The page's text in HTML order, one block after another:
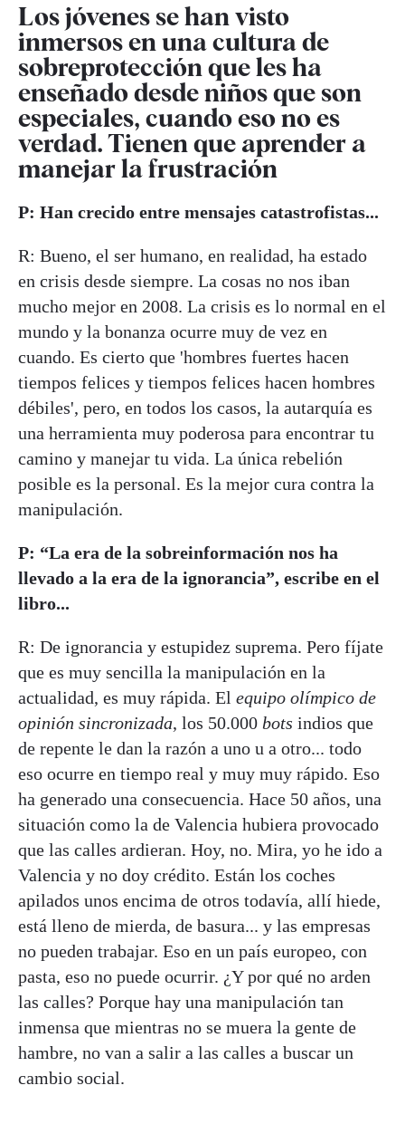
Los jóvenes se han visto
inmersos en una cultura de
sobreprotección que les ha
enseñado desde niños que son
especiales, cuando eso no es
verdad. Tienen que aprender a
manejar la frustración
P: Han crecido entre mensajes catastrofistas...
R: Bueno, el ser humano, en realidad, ha estado
en crisis desde siempre. La cosas no nos iban
mucho mejor en 2008. La crisis es lo normal en el
mundo y la bonanza ocurre muy de vez en
cuando. Es cierto que 'hombres fuertes hacen
tiempos felices y tiempos felices hacen hombres
débiles', pero, en todos los casos, la autarquía es
una herramienta muy poderosa para encontrar tu
camino y manejar tu vida. La única rebelión
posible es la personal. Es la mejor cura contra la
manipulación.
P: “La era de la sobreinformación nos ha
llevado a la era de la ignorancia”, escribe en el
libro...
R: De ignorancia y estupidez suprema. Pero fíjate
que es muy sencilla la manipulación en la
actualidad, es muy rápida. El equipo olímpico de
opinión sincronizada, los 50.000 bots indios que
de repente le dan la razón a uno u a otro... todo
eso ocurre en tiempo real y muy muy rápido. Eso
ha generado una consecuencia. Hace 50 años, una
situación como la de Valencia hubiera provocado
que las calles ardieran. Hoy, no. Mira, yo he ido a
Valencia y no doy crédito. Están los coches
apilados unos encima de otros todavía, allí hiede,
está lleno de mierda, de basura... y las empresas
no pueden trabajar. Eso en un país europeo, con
pasta, eso no puede ocurrir. ¿Y por qué no arden
las calles? Porque hay una manipulación tan
inmensa que mientras no se muera la gente de
hambre, no van a salir a las calles a buscar un
cambio social.